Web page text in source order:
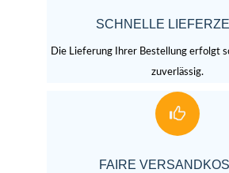
SCHNELLE
Die Lieferung Ihrer Bestellung erfolgt
zuverlässig.
FAIRE